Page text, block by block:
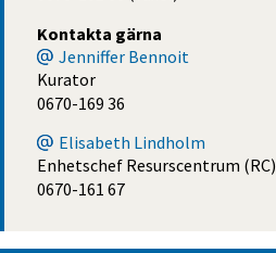
Kontakta gärna
Jenniffer Bennoit
Kurator
0670-169 36
Elisabeth Lindholm
Enhetschef Resurscentrum (RC)
0670-161 67